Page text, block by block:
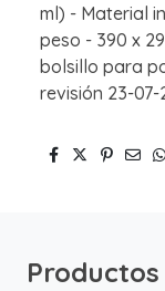
ml) - Material
peso - 390 x
bolsillo para
revisión 23-07-